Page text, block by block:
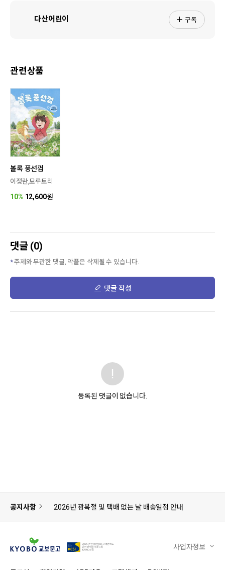
다산어린이 구독
관련상품
볼록 풍선껌
이정란,모루토리
10% 12,600원
댓글 (0)
주제와 무관한 댓글, 악플은 삭제될 수 있습니다.
댓글 작성
등록된 댓글이 없습니다.
공지사항 2026년 광복절 및 택배 없는 날 배송일정 안내
사업자정보